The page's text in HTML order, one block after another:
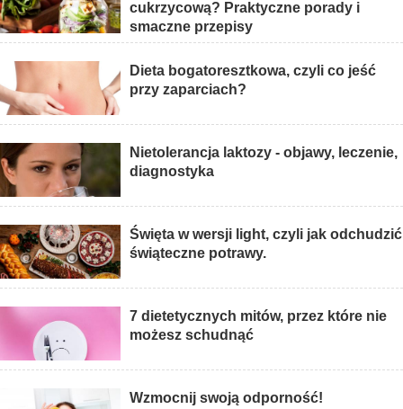
cukrzycową? Praktyczne porady i
smaczne przepisy
Dieta bogatoresztkowa, czyli co jeść
przy zaparciach?
Nietolerancja laktozy - objawy, leczenie,
diagnostyka
Święta w wersji light, czyli jak odchudzić
świąteczne potrawy.
7 dietetycznych mitów, przez które nie
możesz schudnąć
Wzmocnij swoją odporność!